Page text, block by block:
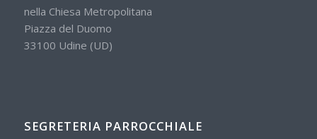
nella Chiesa Metropolitana
Piazza del Duomo
33100 Udine (UD)
SEGRETERIA PARROCCHIALE